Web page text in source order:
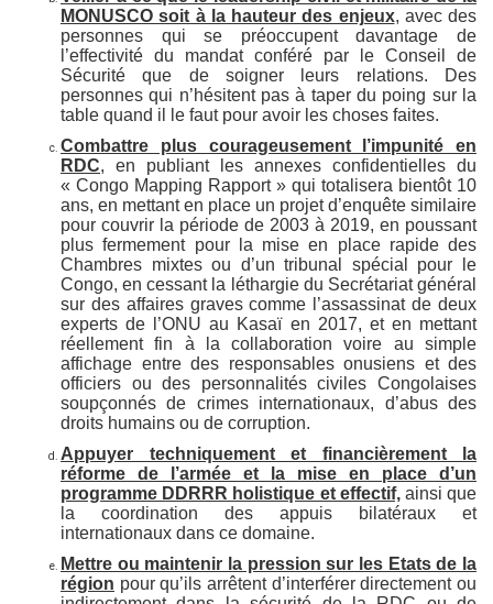
MONUSCO soit à la hauteur des enjeux, avec des
personnes qui se préoccupent davantage de
l’effectivité du mandat conféré par le Conseil de
Sécurité que de soigner leurs relations. Des
personnes qui n’hésitent pas à taper du poing sur la
table quand il le faut pour avoir les choses faites.
Combattre plus courageusement l’impunité en
RDC, en publiant les annexes confidentielles du
« Congo Mapping Rapport » qui totalisera bientôt 10
ans, en mettant en place un projet d’enquête similaire
pour couvrir la période de 2003 à 2019, en poussant
plus fermement pour la mise en place rapide des
Chambres mixtes ou d’un tribunal spécial pour le
Congo, en cessant la léthargie du Secrétariat général
sur des affaires graves comme l’assassinat de deux
experts de l’ONU au Kasaï en 2017, et en mettant
réellement fin à la collaboration voire au simple
affichage entre des responsables onusiens et des
officiers ou des personnalités civiles Congolaises
soupçonnés de crimes internationaux, d’abus des
droits humains ou de corruption.
Appuyer techniquement et financièrement la
réforme de l’armée et la mise en place d’un
programme DDRRR holistique et effectif,ainsi que
la coordination des appuis bilatéraux et
internationaux dans ce domaine.
Mettre ou maintenir la pression sur les Etats de la
région pour qu’ils arrêtent d’interférer directement ou